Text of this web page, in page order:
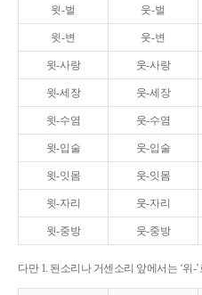
윗-벌 웃-벌
윗-변 웃-변
윗-사랑 웃-사랑
윗-세장 웃-세장
윗-수염 웃-수염
윗-입술 웃-입술
윗-잇몸 웃-잇몸
윗-자리 웃-자리
윗-중방 웃-중방
다만 1. 된소리나 거센소리 앞에서는 ‘위-